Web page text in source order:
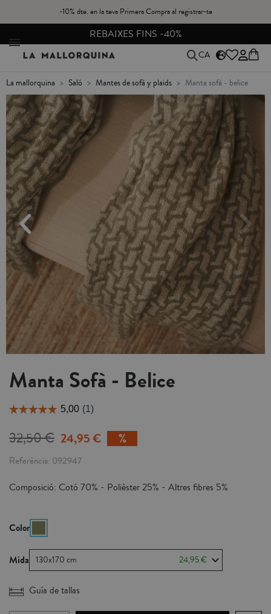
-10% dte. en la teva Primera Compra al registrar-te
CANVIS I DEVOLUCIONS GRATIS A PENÍNSULA
CA
la mallorquina saló mantes de sofà y plaids manta sofà - belice
Manta Sofà - Belice
32,50 € 24,95 €
Referència 092947
Composició: Cotó 70% - Polièster 25% - Altres fibres 5%
Color
Mida 130x170 cm 24,95 €
Guía de tallas